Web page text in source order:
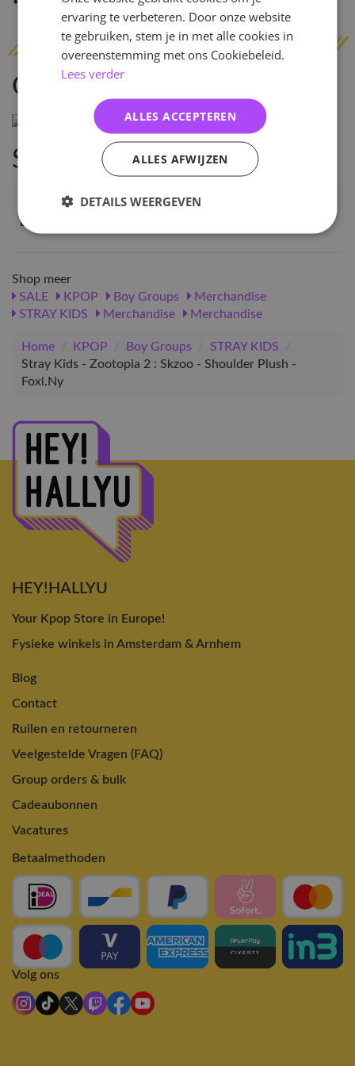
Omschrijving
Specificaties
Artikelnummer
SKZ-ZT-SHPL-FN
EAN nummer
Shop meer
SALE
KPOP Boy Groups
Merchandise
STRAY KIDS
Merchandise Merchandise
Home / KPOP / Boy Groups / STRAY KIDS
/
Stray Kids - Zootopia 2 : Skzoo - Shoulder Plush -
Foxl.Ny
HEY!HALLYU
Your Kpop Store in Europe!
Fysieke winkels in Amsterdam & Arnhem
Blog
Contact
Ruilen en retourneren
Veelgestelde Vragen (FAQ)
Group orders & bulk
Cadeaubonnen
Vacatures
Betaalmethoden
Volg ons
ervaring te verbeteren. Door onze website
te gebruiken, stem je in met alle cookies in
overeenstemming met ons Cookiebeleid.
Lees verder
ALLES ACCEPTEREN
ALLES AFWIJZEN
DETAILS WEERGEVEN